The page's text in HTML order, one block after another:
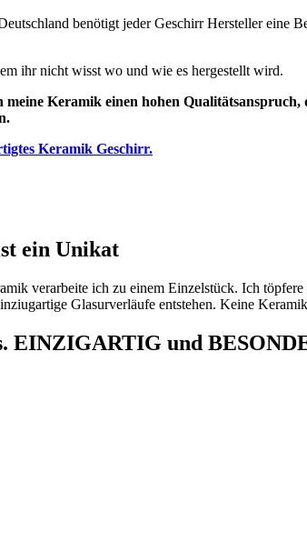
benötigt jeder Geschirr Hersteller eine
ihr nicht wisst wo und wie es hergestellt wird.
Keramik einen hohen
Keramik Geschirr.
ein Unikat
verarbeite ich zu einem Einzelstück. Ich
Glasurverläufe entstehen. Keine
EINZIGARTIG und